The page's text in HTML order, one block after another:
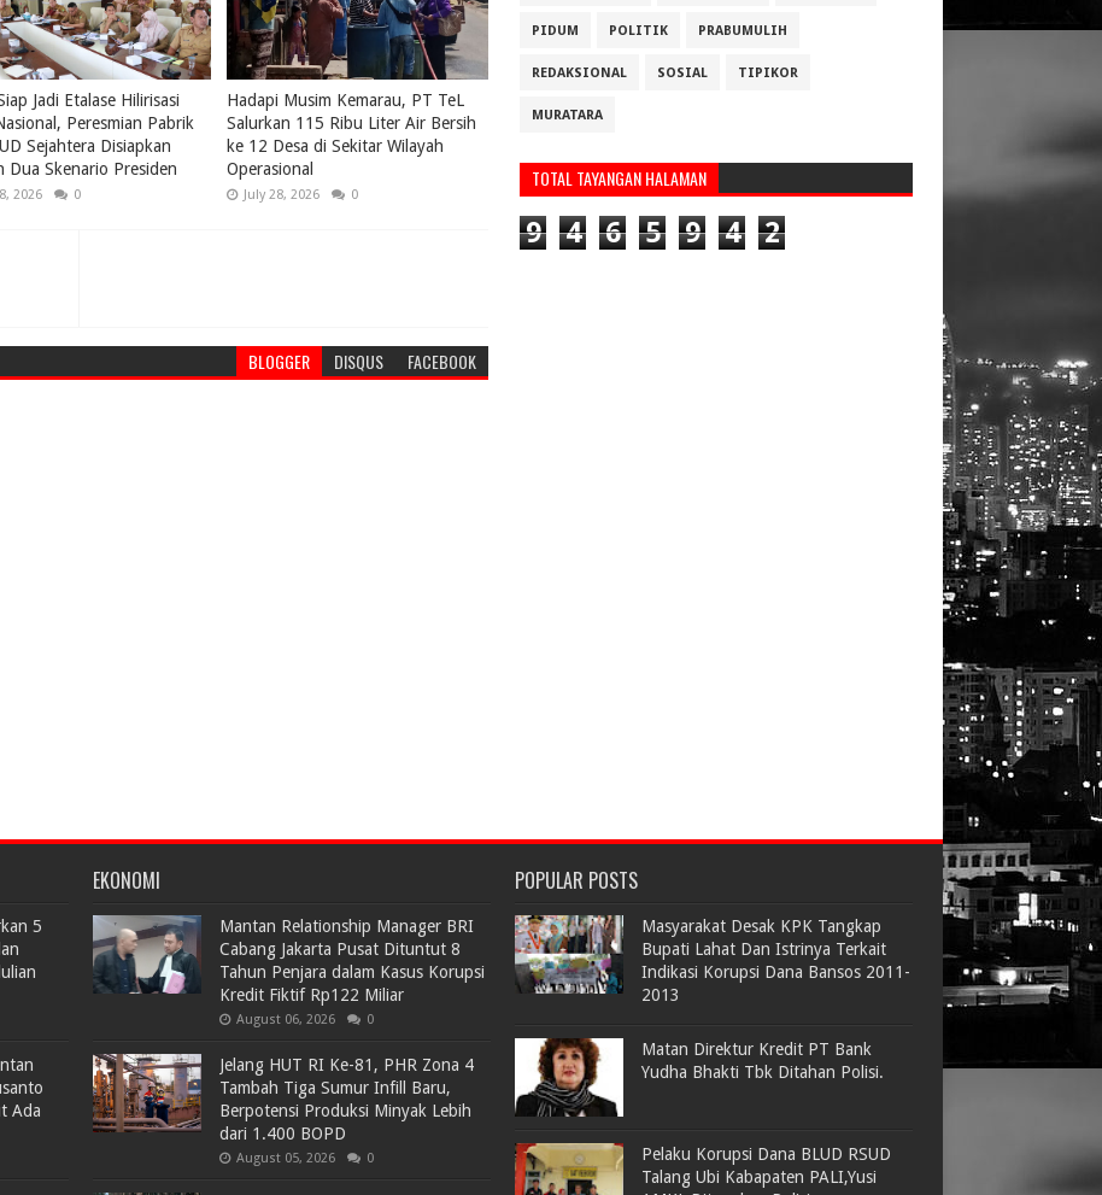
Jadi Etalase Hilirisasi
Peresmian Pabrik
Sejahtera Disiapkan
Dua Skenario Presiden
2026 0
Hadapi Musim Kemarau, PT TeL
Salurkan 115 Ribu Liter Air Bersih
ke 12 Desa di Sekitar Wilayah
Operasional
July 28, 2026 0
BLOGGER DISQUS FACEBOOK
PIDUM POLITIK PRABUMULIH
REDAKSIONAL SOSIAL TIPIKOR
MURATARA
TOTAL TAYANGAN HALAMAN
9 4 6 5 9 4 2
5
Ada
EKONOMI
Mantan Relationship Manager BRI
Cabang Jakarta Pusat Dituntut 8
Tahun Penjara dalam Kasus Korupsi
Kredit Fiktif Rp122 Miliar
August 06, 2026 0
Jelang HUT RI Ke-81, PHR Zona 4
Tambah Tiga Sumur Infill Baru,
Berpotensi Produksi Minyak Lebih
dari 1.400 BOPD
August 05, 2026 0
POPULAR POSTS
Masyarakat Desak KPK Tangkap
Bupati Lahat Dan Istrinya Terkait
Indikasi Korupsi Dana Bansos 2011-
2013
Matan Direktur Kredit PT Bank
Yudha Bhakti Tbk Ditahan Polisi.
Pelaku Korupsi Dana BLUD RSUD
Talang Ubi Kabapaten PALI,Yusi